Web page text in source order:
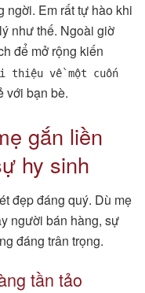
ngời. Em rất tự hào khi
như thế. Ngoài giờ
để mở rộng kiến
thiệu về một cuốn
với bạn bè.
gắn liền
hy sinh
đẹp đáng quý. Dù mẹ
người bán hàng, sự
đáng trân trọng.
tần tảo